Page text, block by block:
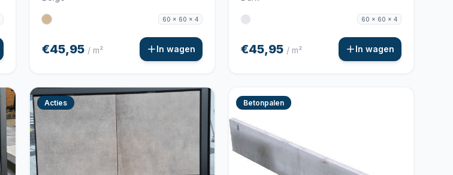
60 x 60 x 4
€45,95 / m² In wagen
60 x 60 x 4
€45,95 / m² In wagen
Acties Betonpalen